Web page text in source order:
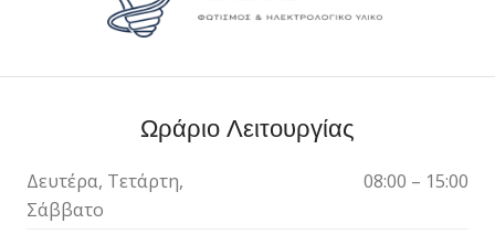
Ωράριο Λειτουργίας
Δευτέρα, Τετάρτη,
Σάββατο
08:00 – 15:00